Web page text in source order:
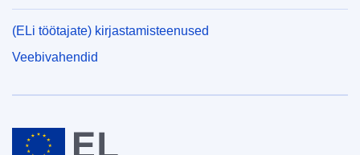
(ELi töötajate) kirjastamisteenused
Veebivahendid
Euroopa Liit